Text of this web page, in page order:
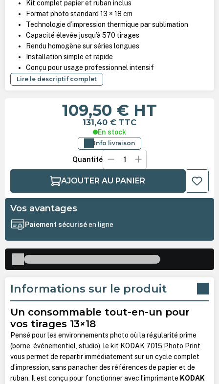
Kit complet papier et ruban inclus
Format photo standard 13 × 18 cm
Technologie d’impression thermique par sublimation
Capacité élevée jusqu’à 570 tirages
Rendu homogène sur séries longues
Installation simple et rapide
Conçu pour usage professionnel intensif
Lire le descriptif complet
109,50 € HT
131,40 € TTC
En stock
Info livraison
Quantité
AJOUTER AU PANIER
Vos avantages
Paiement sécuriséen ligne
Informations sur le produit
Un consommable tout-en-un pour
vos tirages 13×18
Pensé pour les environnements photo où la régularité prime
(borne, événementiel, studio), le kit KODAK 7015 Photo Print
vous permet de repartir immédiatement sur un cycle complet
d’impression, sans panacher des références de papier et de
ruban. Il est conçu pour fonctionner avec l’imprimante KODAK